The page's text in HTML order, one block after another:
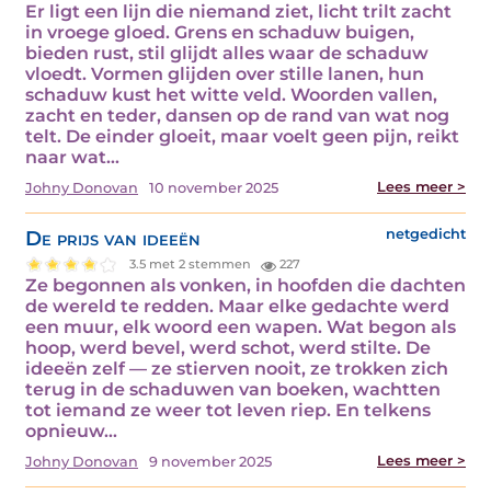
Er ligt een lijn die niemand ziet, licht trilt zacht
in vroege gloed. Grens en schaduw buigen,
bieden rust, stil glijdt alles waar de schaduw
vloedt. Vormen glijden over stille lanen, hun
schaduw kust het witte veld. Woorden vallen,
zacht en teder, dansen op de rand van wat nog
telt. De einder gloeit, maar voelt geen pijn, reikt
naar wat…
Johny Donovan 10 november 2025 Lees meer >
De prijs van ideeën netgedicht
3.5 met 2 stemmen 227
Ze begonnen als vonken, in hoofden die dachten
de wereld te redden. Maar elke gedachte werd
een muur, elk woord een wapen. Wat begon als
hoop, werd bevel, werd schot, werd stilte. De
ideeën zelf — ze stierven nooit, ze trokken zich
terug in de schaduwen van boeken, wachtten
tot iemand ze weer tot leven riep. En telkens
opnieuw…
Johny Donovan 9 november 2025 Lees meer >